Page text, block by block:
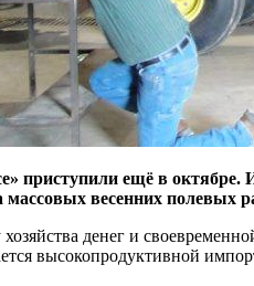
приступили ещё в
массовых весенних
денег и
высокопродуктивной